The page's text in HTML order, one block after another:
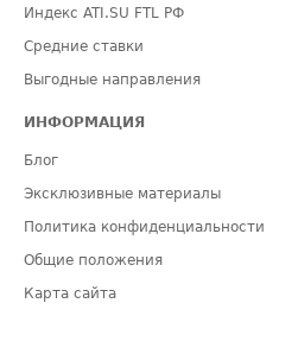
Индекс ATI.SU FTL РФ
Средние ставки
Выгодные направления
ИНФОРМАЦИЯ
Блог
Эксклюзивные материалы
Политика конфиденциальности
Общие положения
Карта сайта